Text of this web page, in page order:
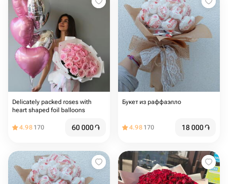
Delicately packed roses with
heart shaped foil balloons
4.98 170 60 000֏
Букет из раффаэлло
4.98 170 18 000֏